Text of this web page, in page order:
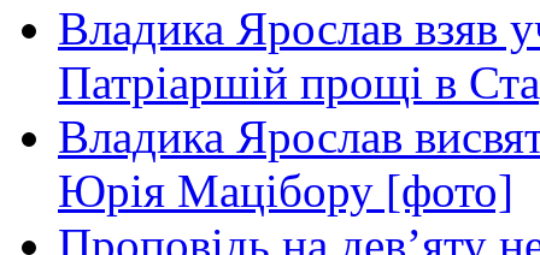
Владика Ярослав взяв
Патріаршій прощі в
Владика Ярослав
Юрія Мацібору [фото]
Проповідь на дев’яту